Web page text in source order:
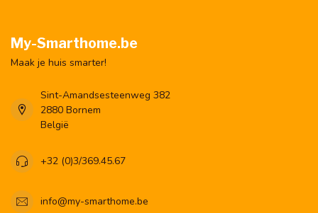
My-Smarthome.be
Maak je huis smarter!
Sint-Amandsesteenweg 382
2880 Bornem
België
+32 (0)3/369.45.67
info@my-smarthome.be